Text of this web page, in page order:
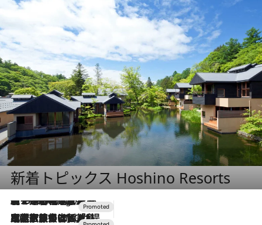
新着トピックス Hoshino Resorts
2 Hours Ago
【トンボの足水浴】ヒノキの香りに包まれて涼感マックス！約13℃の湧水かけ流しを避暑地「星野温泉 トンボの湯」で体験
2026.7.31
【ホテル帰省】という選択肢をOMOが提案。家族とほどよい距離を保つには「昼は実家、夜は気兼ねなくホテルで！」